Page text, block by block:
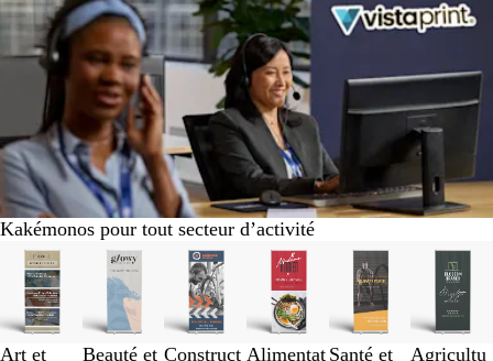
Kakémonos pour tout secteur d’activité
Art et
Beauté et Construct Alimentat Santé et
Agricultu
Diapositives
3
sur